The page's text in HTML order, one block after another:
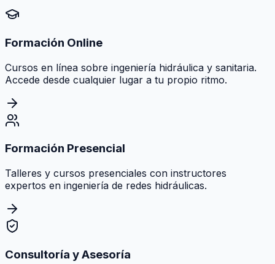
Formación Online
Cursos en línea sobre ingeniería hidráulica y sanitaria.
Accede desde cualquier lugar a tu propio ritmo.
Formación Presencial
Talleres y cursos presenciales con instructores
expertos en ingeniería de redes hidráulicas.
Consultoría y Asesoría